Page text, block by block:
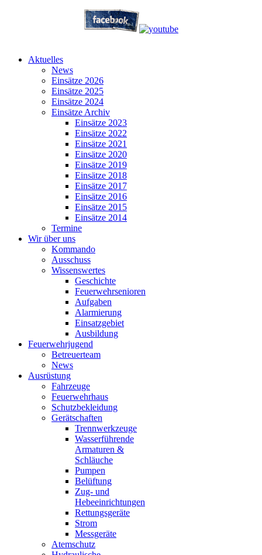
Aktuelles
News
Einsätze 2026
Einsätze 2025
Einsätze 2024
Einsätze Archiv
Einsätze 2023
Einsätze 2022
Einsätze 2021
Einsätze 2020
Einsätze 2019
Einsätze 2018
Einsätze 2017
Einsätze 2016
Einsätze 2015
Einsätze 2014
Termine
Wir über uns
Kommando
Ausschuss
Wissenswertes
Geschichte
Feuerwehrsenioren
Aufgaben
Alarmierung
Einsatzgebiet
Ausbildung
Feuerwehrjugend
Betreuerteam
News
Ausrüstung
Fahrzeuge
Feuerwehrhaus
Schutzbekleidung
Gerätschaften
Trennwerkzeuge
Wasserführende
Armaturen &
Schläuche
Pumpen
Belüftung
Zug- und
Hebeeinrichtungen
Rettungsgeräte
Strom
Messgeräte
Atemschutz